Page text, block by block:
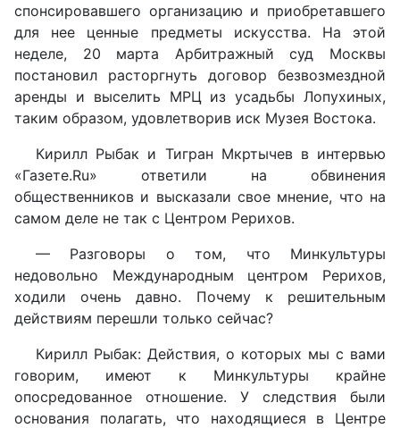
спонсировавшего организацию и приобретавшего
для нее ценные предметы искусства. На этой
неделе, 20 марта Арбитражный суд Москвы
постановил расторгнуть договор безвозмездной
аренды и выселить МРЦ из усадьбы Лопухиных,
таким образом, удовлетворив иск Музея Востока.
Кирилл Рыбак и Тигран Мкртычев в интервью
«Газете.Ru» ответили на обвинения
общественников и высказали свое мнение, что на
самом деле не так с Центром Рерихов.
— Разговоры о том, что Минкультуры
недовольно Международным центром Рерихов,
ходили очень давно. Почему к решительным
действиям перешли только сейчас?
Кирилл Рыбак: Действия, о которых мы с вами
говорим, имеют к Минкультуры крайне
опосредованное отношение. У следствия были
основания полагать, что находящиеся в Центре